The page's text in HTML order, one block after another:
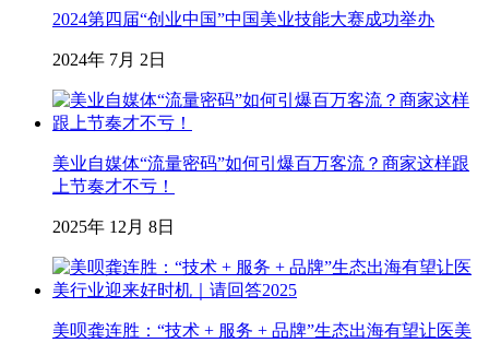
2024第四届“创业中国”中国美业技能大赛成功举办
2024年 7月 2日
美业自媒体“流量密码”如何引爆百万客流？商家这样跟
上节奏才不亏！
2025年 12月 8日
美呗龚连胜：“技术 + 服务 + 品牌”生态出海有望让医美